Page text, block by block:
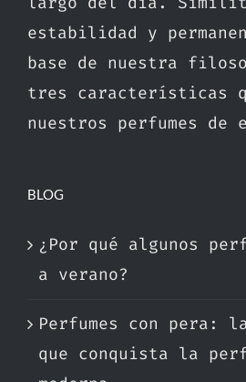
estabilidad y
base de nuestra
tres características
nuestros perfumes de
BLOG
¿Por qué algunos
a verano?
Perfumes con pera:
que conquista la